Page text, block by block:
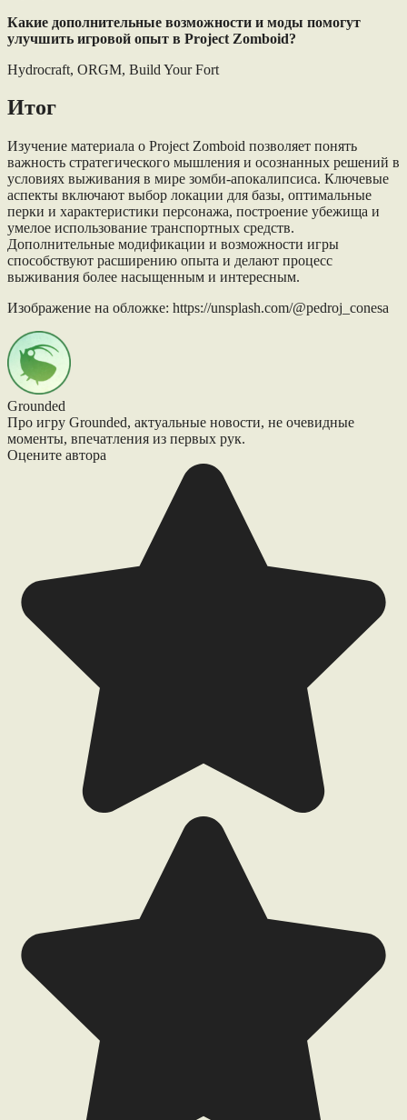
Какие дополнительные возможности и моды помогут
улучшить игровой опыт в Project Zomboid?
Hydrocraft, ORGM, Build Your Fort
Итог
Изучение материала о Project Zomboid позволяет понять
важность стратегического мышления и осознанных решений в
условиях выживания в мире зомби-апокалипсиса. Ключевые
аспекты включают выбор локации для базы, оптимальные
перки и характеристики персонажа, построение убежища и
умелое использование транспортных средств.
Дополнительные модификации и возможности игры
способствуют расширению опыта и делают процесс
выживания более насыщенным и интересным.
Изображение на обложке: https://unsplash.com/@pedroj_conesa
Grounded
Про игру Grounded, актуальные новости, не очевидные
моменты, впечатления из первых рук.
Оцените автора